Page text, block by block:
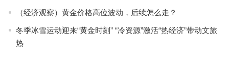
（经济观察）黄金价格高位波动，后续怎么走？
冬季冰雪运动迎来“黄金时刻” “冷资源”激活“热经济”带动文旅
热